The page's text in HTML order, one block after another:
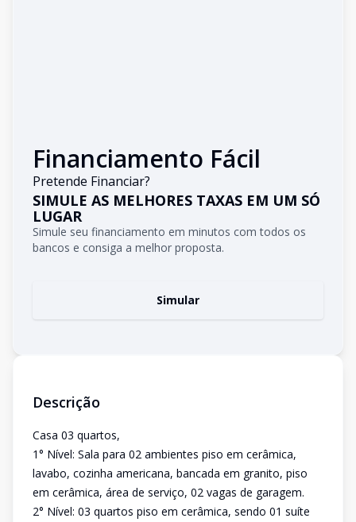
Financiamento Fácil
Pretende Financiar?
SIMULE AS MELHORES TAXAS EM UM SÓ
LUGAR
Simule seu financiamento em minutos com todos os
bancos e consiga a melhor proposta.
Simular
Descrição
Casa 03 quartos,
1° Nível: Sala para 02 ambientes piso em cerâmica,
lavabo, cozinha americana, bancada em granito, piso
em cerâmica, área de serviço, 02 vagas de garagem.
2° Nível: 03 quartos piso em cerâmica, sendo 01 suíte